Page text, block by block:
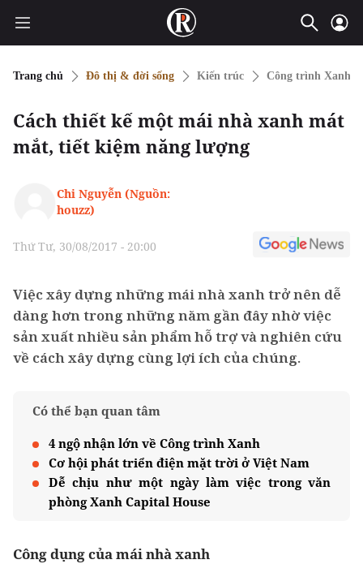
Trang chủ Đô thị & đời sống Kiến trúc Công trình Xanh
Cách thiết kế một mái nhà xanh mát
mắt, tiết kiệm năng lượng
Chi Nguyễn (Nguồn:
houzz)
Thứ Tư, 30/08/2017 - 20:00
Việc xây dựng những mái nhà xanh trở nên dễ
dàng hơn trong những năm gần đây nhờ việc
sản xuất nhiều sản phẩm hỗ trợ và nghiên cứu
về cách xây dựng cùng lợi ích của chúng.
Có thể bạn quan tâm
4 ngộ nhận lớn về Công trình Xanh
Cơ hội phát triển điện mặt trời ở Việt Nam
Dễ chịu như một ngày làm việc trong văn
phòng Xanh Capital House
Công dụng của mái nhà xanh